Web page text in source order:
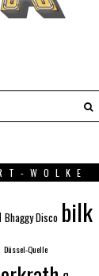
WOLKE
Bhaggy Disco bilk
Düssel-Quelle